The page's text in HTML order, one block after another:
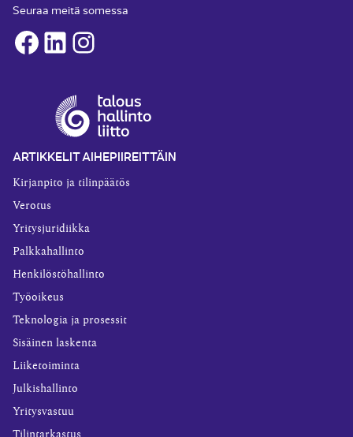
Seuraa meitä somessa
Facebook
LinkedInInstagram
ARTIKKELIT AIHEPIIREITTÄIN
Kirjanpito ja tilinpäätös
Verotus
Yritysjuridiikka
Palkkahallinto
Henkilöstöhallinto
Työoikeus
Teknologia ja prosessit
Sisäinen laskenta
Liiketoiminta
Julkishallinto
Yritysvastuu